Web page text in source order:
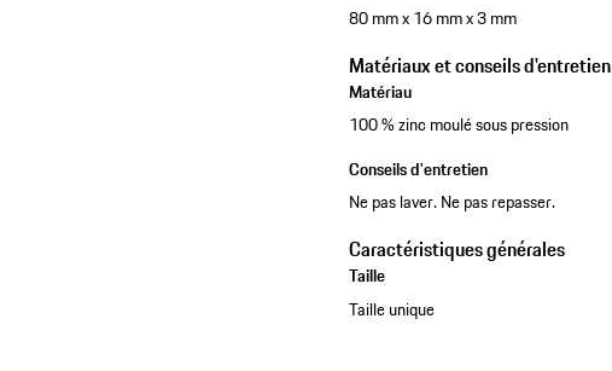
80 mm x 16 mm x 3 mm
Matériaux et conseils d'entretien
Matériau
100 % zinc moulé sous pression
Conseils d'entretien
Ne pas laver. Ne pas repasser.
Caractéristiques générales
Taille
Taille unique